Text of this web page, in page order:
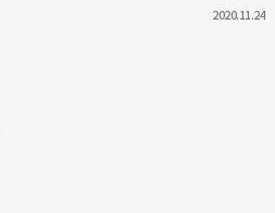
2020.11.24